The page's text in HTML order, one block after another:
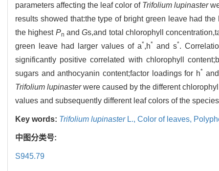
parameters affecting the leaf color of Trifolium lupinaster
results showed that:the type of bright green leave had
the highest Pn andGs,and total chlorophyll
green leave had larger values of a*,h* and s*.
significantly positive correlated with chlorophyll
sugars and anthocyanin content;factor loadings for h*
Trifolium lupinasterwere caused by the different
values and subsequently different leaf colors of the
Key words: Trifolium lupinasterL., Color of leaves,
中图分类号:
S945.79